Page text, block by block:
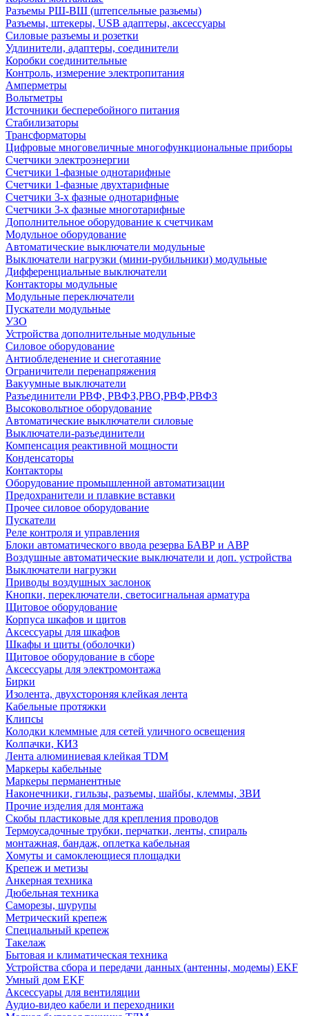
Разъемы РШ-ВШ (штепсельные разьемы)
Разъемы, штекеры, USB адаптеры, аксессуары
Силовые разъемы и розетки
Удлинители, адаптеры, соединители
Коробки соединительные
Контроль, измерение электропитания
Амперметры
Вольтметры
Источники бесперебойного питания
Стабилизаторы
Трансформаторы
Цифровые многовеличные многофункциональные приборы
Счетчики электроэнергии
Счетчики 1-фазные однотарифные
Счетчики 1-фазные двухтарифные
Счетчики 3-х фазные однотарифные
Счетчики 3-х фазные многотарифные
Дополнительное оборудование к счетчикам
Модульное оборудование
Автоматические выключатели модульные
Выключатели нагрузки (мини-рубильники) модульные
Дифференциальные выключатели
Контакторы модульные
Модульные переключатели
Пускатели модульные
УЗО
Устройства дополнительные модульные
Силовое оборудование
Антиобледенение и снеготаяние
Ограничители перенапряжения
Вакуумные выключатели
Разъединители РВФ, РВФЗ,РВО,РВФ,РВФЗ
Высоковольтное оборудование
Автоматические выключатели cиловые
Выключатели-разъединители
Компенсация реактивной мощности
Конденсаторы
Контакторы
Оборудование промышленной автоматизации
Предохранители и плавкие вставки
Прочее силовое оборудование
Пускатели
Реле контроля и управления
Блоки автоматического ввода резерва БАВР и АВР
Воздушные автоматические выключатели и доп. устройства
Выключатели нагрузки
Приводы воздушных заслонок
Кнопки, переключатели, светосигнальная арматура
Щитовое оборудование
Корпуса шкафов и щитов
Аксессуары для шкафов
Шкафы и щиты (оболочки)
Щитовое оборудование в сборе
Аксессуары для электромонтажа
Бирки
Изолента, двухстороняя клейкая лента
Кабельные протяжки
Клипсы
Колодки клеммные для сетей уличного освещения
Колпачки, КИЗ
Лента алюминиевая клейкая TDM
Маркеры кабельные
Маркеры перманентные
Наконечники, гильзы, разъемы, шайбы, клеммы, ЗВИ
Прочие изделия для монтажа
Скобы пластиковые для крепления проводов
Термоусадочные трубки, перчатки, ленты, спираль
монтажная, бандаж, оплетка кабельная
Хомуты и самоклеющиеся площадки
Крепеж и метизы
Анкерная техника
Дюбельная техника
Саморезы, шурупы
Метрический крепеж
Специальный крепеж
Такелаж
Бытовая и климатическая техника
Устройства сбора и передачи данных (антенны, модемы) EKF
Умный дом EKF
Аксессуары для вентиляции
Аудио-видео кабели и переходники